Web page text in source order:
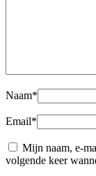
Naam*
Email*
Mijn naam, e-
volgende keer